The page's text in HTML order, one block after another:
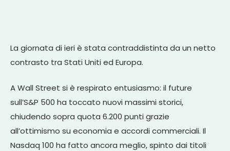
La giornata di ieri è stata contraddistinta da un netto
contrasto tra Stati Uniti ed Europa.
A Wall Street si è respirato entusiasmo: il future
sull’S&P 500 ha toccato nuovi massimi storici,
chiudendo sopra quota 6.200 punti grazie
all’ottimismo su economia e accordi commerciali. Il
Nasdaq 100 ha fatto ancora meglio, spinto dai titoli